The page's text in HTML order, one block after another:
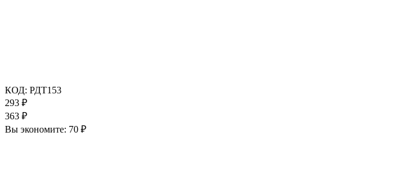
КОД: РДТ153
293 ₽
363 ₽
Вы экономите: 70 ₽